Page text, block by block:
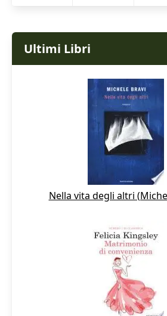
Ultimi Libri
Nella vita degli altri